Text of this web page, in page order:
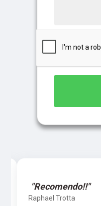
"Recomendo!!"
Raphael Trotta